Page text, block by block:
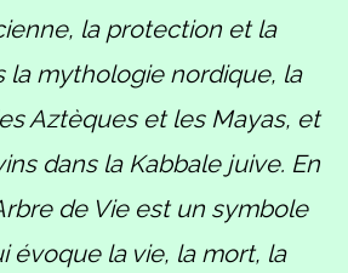
la protection et la
la mythologie nordique, la
Aztèques et les Mayas, et
dans la Kabbale juive. En
de Vie est un symbole
évoque la vie, la mort, la